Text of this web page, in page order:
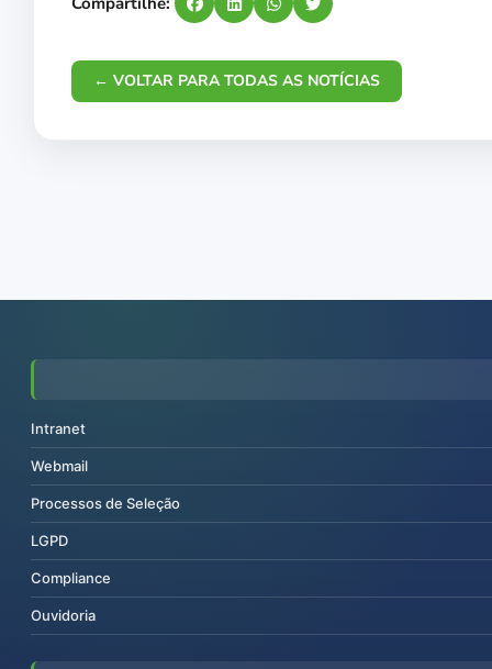
← VOLTAR PARA TODAS AS NOTÍCIAS
Intranet
Webmail
Processos de Seleção
LGPD
Compliance
Ouvidoria